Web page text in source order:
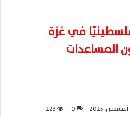
تقتل 37 فلسطينيًا في غزة
المساعدات
0
223